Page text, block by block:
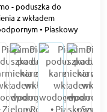
- poduszka do
z wkładem
• Piaskowy